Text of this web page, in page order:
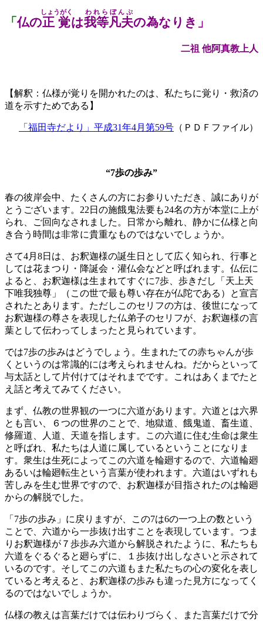
「仏の正覚
しょうがく
は我等凡夫
われらぼんぷ
の為なりき」
二祖 他阿真教上人
【解釈：仏様が覚りを開かれたのは、私たちに覚り・救済の
道を示すためである】
「福田寺だより」平成31年4月第59号 （ＰＤＦファイル）
“7歩の歩み”
春の彼岸会中、たくさんの方にお参りいただき、誠にありが
とうございます。22日の施餓鬼法要も24名の方が本堂に上が
られ、ご回向なされました。日常から離れ、静かに仏様と向
き合う時間は非常に貴重なものではないでしょうか。
さて4月8日は、お釈迦様の誕生日として広く知られ、行事と
しては花まつり・降誕会・灌仏会などと呼ばれます。仏伝に
よると、お釈迦様は生まれてすぐに7歩、歩きだし「天上天
下唯我独尊」（この世で最も尊い存在が仏陀である）と宣言
されたとあります。ただしこのセリフの方は、後世になって
お釈迦様の尊さを表現した仏弟子のセリフが、お釈迦様の言
葉として伝わってしまったと見られています。
では7歩の歩みはどうでしょう。生まれたての赤ちゃんが歩
くというのは常識的には考えられませんね。だからといって
与太話として片付けてはそれまでです。これはあくまでたと
え話と考えてみてください。
まず、仏教の世界観の一つに六道があります。六道とは六界
とも言い、６つの世界のことで、地獄道、餓鬼道、畜生道、
修羅道、人道、天道を指します。この六道に住む生命は衆生
と呼ばれ、私たちは人道に属しているということになりま
す。衆生は生死によってこの六道を輪廻するので、六道輪廻
あるいは輪廻転生という言葉が使われます。六道はいずれも
苦しみを生む世界ですので、お釈迦様が目指されたのは輪廻
からの解脱でした。
「7歩の歩み」に戻りますが、この7は6の一つ上の数という
ことで、六道から一歩抜け出すことを表現しています。つま
りお釈迦様が７歩歩み六道から解脱されたように、私たちも
六道をぐるぐると廻らずに、１歩抜け出しなさいと示されて
いるのです。そしてこの六道もまた私たちの心の変化を表し
ていると考えると、お釈迦様の歩みも違った見方になってく
るのではないでしょうか。
仏様の教えは言葉だけでは伝わりづらく、また言葉だけで分